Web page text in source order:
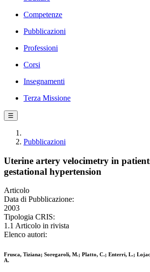
Competenze
Pubblicazioni
Professioni
Corsi
Insegnamenti
Terza Missione
☰
Pubblicazioni
Uterine artery velocimetry in
gestational hypertension
Articolo
Data di Pubblicazione:
2003
Tipologia CRIS:
1.1 Articolo in rivista
Elenco autori:
Frusca, Tiziana; Soregaroli, M.; Platto, C.; Enterri, L.;
A.